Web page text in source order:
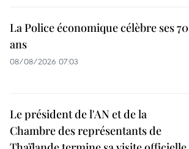
La Police économique célèbre ses 70
ans
08/08/2026 07:03
Le président de l'AN et de la
Chambre des représentants de